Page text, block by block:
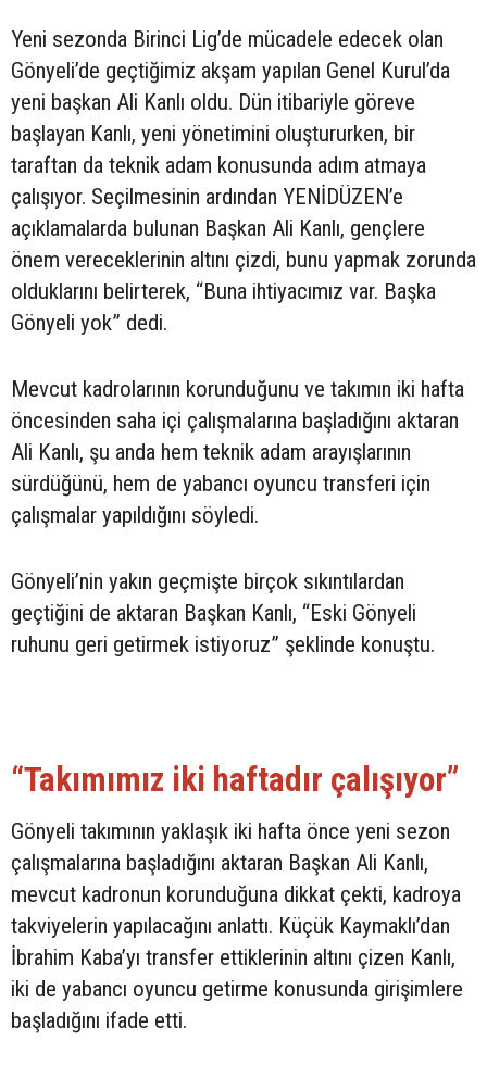
Yeni sezonda Birinci Lig’de mücadele edecek olan
Gönyeli’de geçtiğimiz akşam yapılan Genel Kurul’da
yeni başkan Ali Kanlı oldu. Dün itibariyle göreve
başlayan Kanlı, yeni yönetimini oluştururken, bir
taraftan da teknik adam konusunda adım atmaya
çalışıyor. Seçilmesinin ardından YENİDÜZEN’e
açıklamalarda bulunan Başkan Ali Kanlı, gençlere
önem vereceklerinin altını çizdi, bunu yapmak zorunda
olduklarını belirterek, “Buna ihtiyacımız var. Başka
Gönyeli yok” dedi.
Mevcut kadrolarının korunduğunu ve takımın iki hafta
öncesinden saha içi çalışmalarına başladığını aktaran
Ali Kanlı, şu anda hem teknik adam arayışlarının
sürdüğünü, hem de yabancı oyuncu transferi için
çalışmalar yapıldığını söyledi.
Gönyeli’nin yakın geçmişte birçok sıkıntılardan
geçtiğini de aktaran Başkan Kanlı, “Eski Gönyeli
ruhunu geri getirmek istiyoruz” şeklinde konuştu.
“Takımımız iki haftadır çalışıyor”
Gönyeli takımının yaklaşık iki hafta önce yeni sezon
çalışmalarına başladığını aktaran Başkan Ali Kanlı,
mevcut kadronun korunduğuna dikkat çekti, kadroya
takviyelerin yapılacağını anlattı. Küçük Kaymaklı’dan
İbrahim Kaba’yı transfer ettiklerinin altını çizen Kanlı,
iki de yabancı oyuncu getirme konusunda girişimlere
başladığını ifade etti.